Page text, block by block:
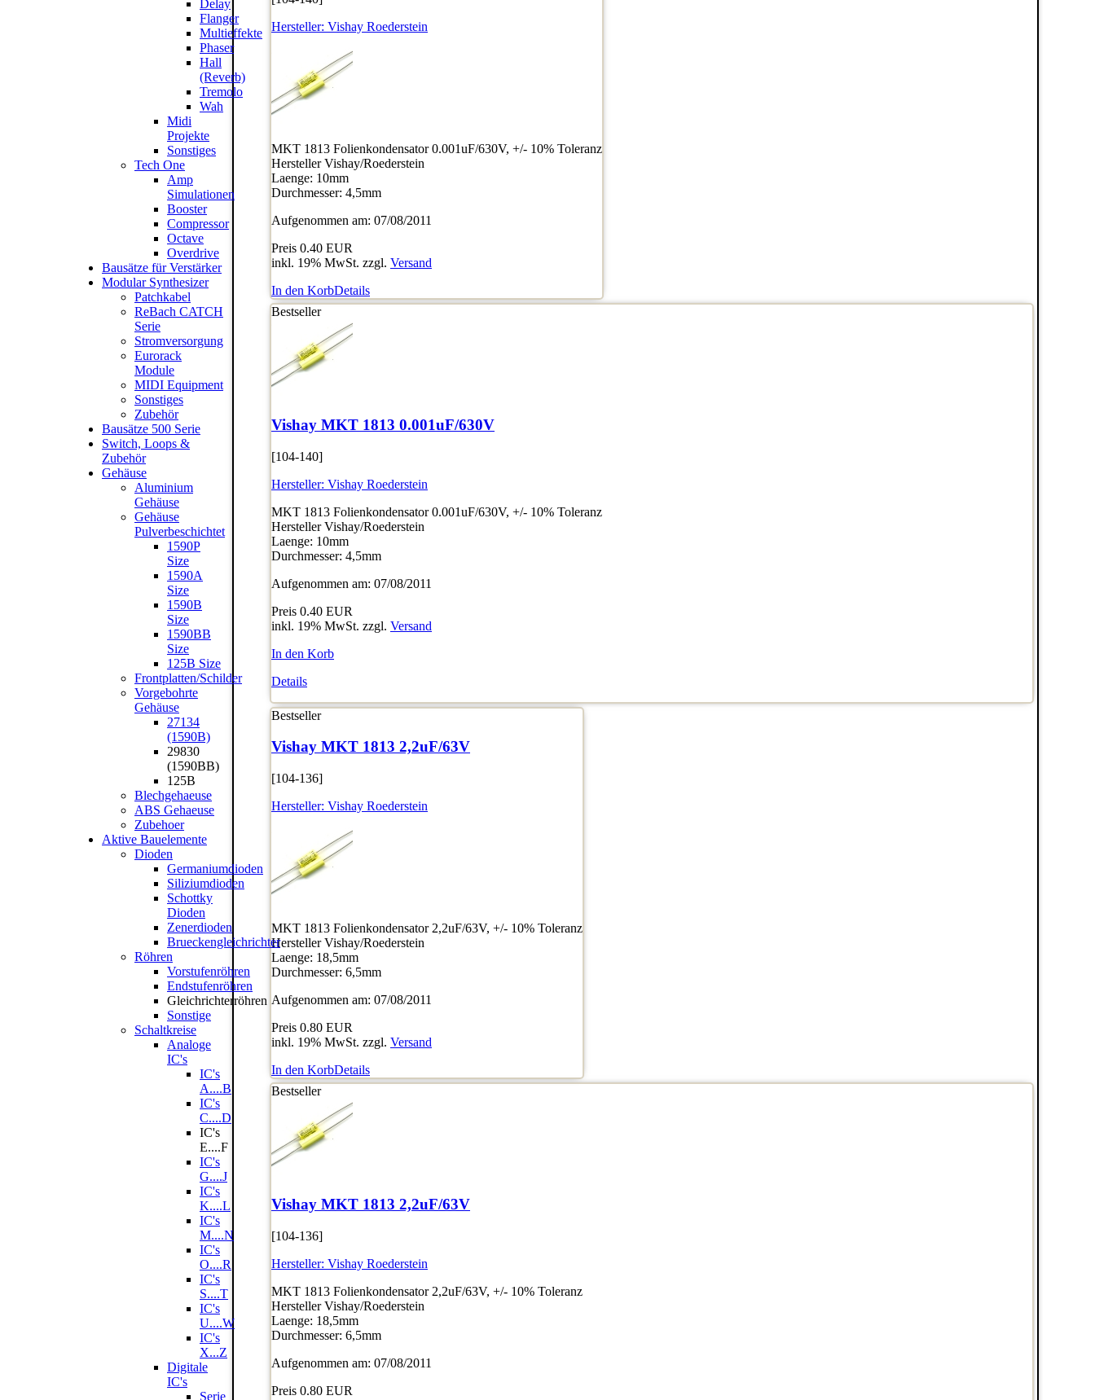
Hersteller: Vishay Roederstein
MKT 1813 Folienkondensator 0.001uF/630V, +/- 10% Toleranz
Hersteller Vishay/Roederstein
Laenge: 10mm
Durchmesser: 4,5mm
Aufgenommen am: 07/08/2011
Preis 0.40 EUR
inkl. 19% MwSt. zzgl. Versand
In den KorbDetails
Bestseller
Vishay MKT 1813 0.001uF/630V
[104-140]
Hersteller: Vishay Roederstein
MKT 1813 Folienkondensator 0.001uF/630V, +/- 10% Toleranz
Hersteller Vishay/Roederstein
Laenge: 10mm
Durchmesser: 4,5mm
Aufgenommen am: 07/08/2011
Preis 0.40 EUR
inkl. 19% MwSt. zzgl. Versand
In den Korb
Details
Bestseller
Vishay MKT 1813 2,2uF/63V
[104-136]
Hersteller: Vishay Roederstein
MKT 1813 Folienkondensator 2,2uF/63V, +/- 10% Toleranz
Hersteller Vishay/Roederstein
Laenge: 18,5mm
Durchmesser: 6,5mm
Aufgenommen am: 07/08/2011
Preis 0.80 EUR
inkl. 19% MwSt. zzgl. Versand
In den KorbDetails
Bestseller
Vishay MKT 1813 2,2uF/63V
[104-136]
Hersteller: Vishay Roederstein
MKT 1813 Folienkondensator 2,2uF/63V, +/- 10% Toleranz
Hersteller Vishay/Roederstein
Laenge: 18,5mm
Durchmesser: 6,5mm
Aufgenommen am: 07/08/2011
Preis 0.80 EUR
Delay
Flanger
Multieffekte
Phaser
Hall
(Reverb)
Tremolo
Wah
Midi
Projekte
Sonstiges
Tech One
Amp
Simulationen
Booster
Compressor
Octave
Overdrive
Bausätze für Verstärker
Modular Synthesizer
Patchkabel
ReBach CATCH
Serie
Stromversorgung
Eurorack
Module
MIDI Equipment
Sonstiges
Zubehör
Bausätze 500 Serie
Switch, Loops &
Zubehör
Gehäuse
Aluminium
Gehäuse
Gehäuse
Pulverbeschichtet
1590P
Size
1590A
Size
1590B
Size
1590BB
Size
125B Size
Frontplatten/Schilder
Vorgebohrte
Gehäuse
27134
(1590B)
29830
(1590BB)
125B
Blechgehaeuse
ABS Gehaeuse
Zubehoer
Aktive Bauelemente
Dioden
Germaniumdioden
Siliziumdioden
Schottky
Dioden
Zenerdioden
Brueckengleichrichter
Röhren
Vorstufenröhren
Endstufenröhren
Gleichrichterröhren
Sonstige
Schaltkreise
Analoge
IC's
IC's
A....B
IC's
C....D
IC's
E....F
IC's
G....J
IC's
K....L
IC's
M....N
IC's
O....R
IC's
S....T
IC's
U....W
IC's
X...Z
Digitale
IC's
Serie